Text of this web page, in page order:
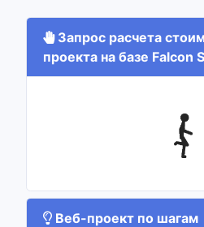
Запрос расчета
проекта на базе Falcon
Веб-проект по шагам